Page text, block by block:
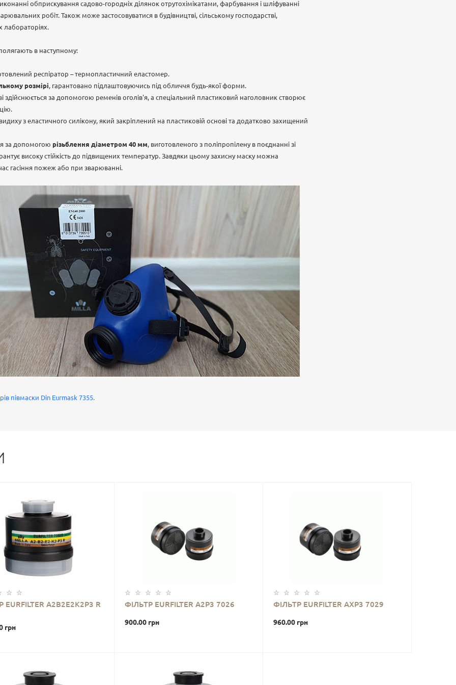
обприскування садово-городніх ділянок отрутохімікатами, фарбування і шліфуванні
робіт. Також може застосовуватися в будівництві, сільському господарстві,
лабораторіях.
в наступному:
респіратор – термопластичний еластомер.
розмірі, гарантовано підлаштовуючись під обличчя будь-якої форми.
здійснюється за допомогою ременів оголів'я, а спеціальний пластиковий наголовник створює
з еластичного силікону, який закріплений на пластиковій основі та додатково захищений
за допомогою різьблення діаметром 40 мм, виготовленого з поліпропілену в поєднанні зі
високу стійкість до підвищених температур. Завдяки цьому захисну маску можна
гасіння пожеж або при зварюванні.
півмаски Din Eurmask 7355.
EURFILTER A2B2E2K2P3 R
грн
ФІЛЬТР EURFILTER А2Р3 7026
900.00 грн
ФІЛЬТР EURFILTER АХР3 7029
960.00 грн